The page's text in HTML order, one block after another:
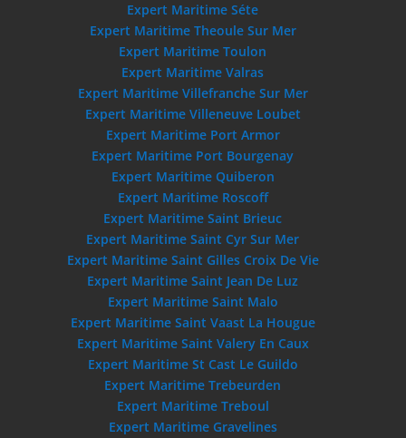
Expert Maritime Séte
Expert Maritime Theoule Sur Mer
Expert Maritime Toulon
Expert Maritime Valras
Expert Maritime Villefranche Sur Mer
Expert Maritime Villeneuve Loubet
Expert Maritime Port Armor
Expert Maritime Port Bourgenay
Expert Maritime Quiberon
Expert Maritime Roscoff
Expert Maritime Saint Brieuc
Expert Maritime Saint Cyr Sur Mer
Expert Maritime Saint Gilles Croix De Vie
Expert Maritime Saint Jean De Luz
Expert Maritime Saint Malo
Expert Maritime Saint Vaast La Hougue
Expert Maritime Saint Valery En Caux
Expert Maritime St Cast Le Guildo
Expert Maritime Trebeurden
Expert Maritime Treboul
Expert Maritime Gravelines